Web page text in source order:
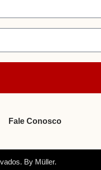
Fale Conosco
By Müller.